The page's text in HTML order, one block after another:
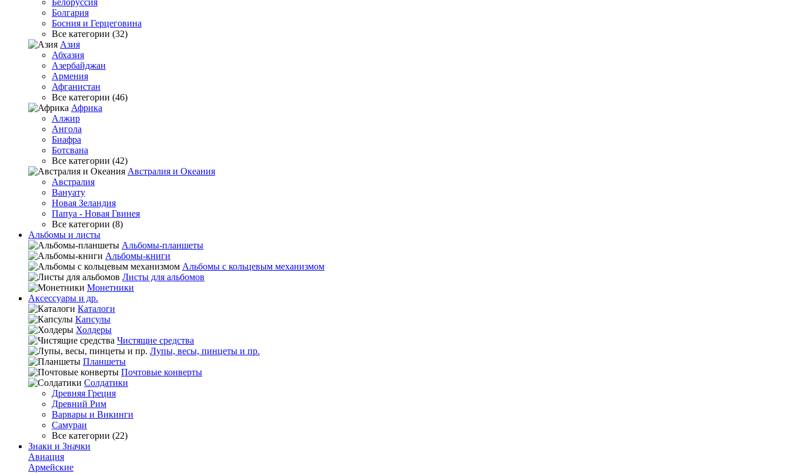
Белоруссия
Болгария
Босния и Герцеговина
Все категории (32)
Азия
Абхазия
Азербайджан
Армения
Афганистан
Все категории (46)
Африка
Алжир
Ангола
Биафра
Ботсвана
Все категории (42)
Австралия и Океания
Австралия
Вануату
Новая Зеландия
Папуа - Новая Гвинея
Все категории (8)
Альбомы и листы
Альбомы-планшеты
Альбомы-книги
Альбомы с кольцевым механизмом
Листы для альбомов
Монетники
Аксессуары и др.
Каталоги
Капсулы
Холдеры
Чистящие средства
Лупы, весы, пинцеты и пр.
Планшеты
Почтовые конверты
Солдатики
Древняя Греция
Древний Рим
Варвары и Викинги
Самураи
Все категории (22)
Знаки и Значки
Авиация
Армейские